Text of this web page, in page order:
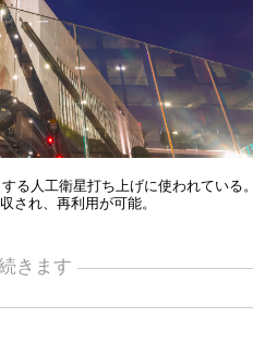
る人工衛星打ち上げに使われている
され、再利用が可能。
きます